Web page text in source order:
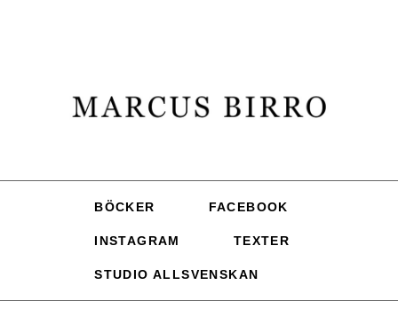
BÖCKER FACEBOOK
INSTAGRAM TEXTER
STUDIO ALLSVENSKAN